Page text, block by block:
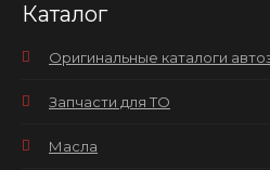
Каталог
Оригинальные каталоги
Запчасти для ТО
Масла